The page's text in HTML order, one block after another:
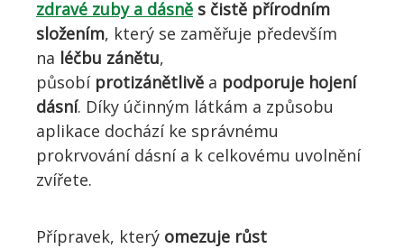
zdravé zuby a dásně s čistě přírodním
složením, který se zaměřuje především
na léčbu zánětu,
působí protizánětlivě a podporuje hojení
dásní. Díky účinným látkám a způsobu
aplikace dochází ke správnému
prokrvování dásní a k celkovému uvolnění
zvířete.
Přípravek, který omezuje růst